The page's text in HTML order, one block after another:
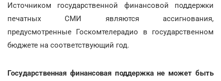
Источником государственной финансовой поддержки
печатных СМИ являются ассигнования,
предусмотренные Госкомтелерадио в государственном
бюджете на соответствующий год.
Государственная финансовая поддержка не может быть